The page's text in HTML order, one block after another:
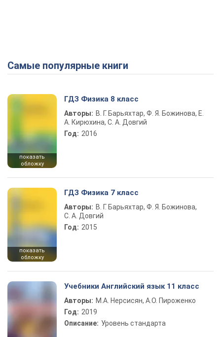
Самые популярные книги
показать
обложку
ГДЗ Физика 8 класс
Авторы: В. Г. Барьяхтар, Ф. Я. Божинова, Е.
А. Кирюхина, С. А. Довгий
Год: 2016
показать
обложку
ГДЗ Физика 7 класс
Авторы: В. Г. Барьяхтар, Ф. Я. Божинова,
С. А. Довгий
Год: 2015
Учебники Английский язык 11 класс
Авторы: М.А. Нерсисян, А.О. Пироженко
Год: 2019
Описание: Уровень стандарта